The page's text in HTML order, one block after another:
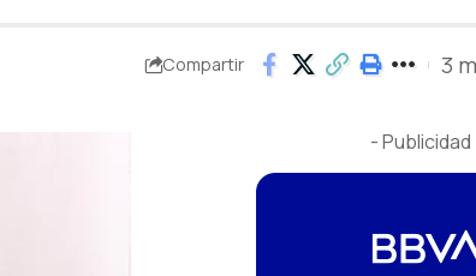
Compartir 3
- Publicidad